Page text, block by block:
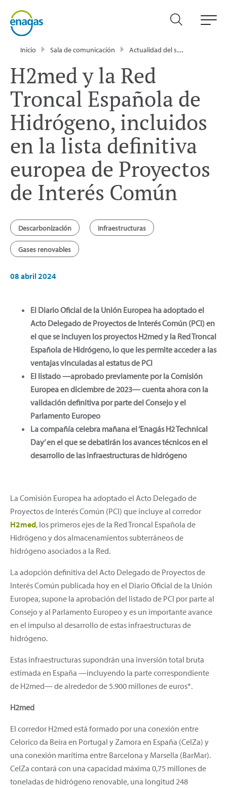
Inicio Sala de comunicación Actualidad del sector energético - Enagás
H2med y la Red
Troncal Española de
Hidrógeno, incluidos
en la lista definitiva
europea de Proyectos
de Interés Común
Descarbonización Infraestructuras
Gases renovables
08 abril 2024
El Diario Oficial de la Unión Europea ha adoptado el
Acto Delegado de Proyectos de Interés Común (PCI) en
el que se incluyen los proyectos H2med y la Red Troncal
Española de Hidrógeno, lo que les permite acceder a las
ventajas vinculadas al estatus de PCI
El listado —aprobado previamente por la Comisión
Europea en diciembre de 2023— cuenta ahora con la
validación definitiva por parte del Consejo y el
Parlamento Europeo
La compañía celebra mañana el ‘Enagás H2 Technical
Day’ en el que se debatirán los avances técnicos en el
desarrollo de las infraestructuras de hidrógeno
La Comisión Europea ha adoptado el Acto Delegado de
Proyectos de Interés Común (PCI) que incluye al corredor
H2med, los primeros ejes de la Red Troncal Española de
Hidrógeno y dos almacenamientos subterráneos de
hidrógeno asociados a la Red.
La adopción definitiva del Acto Delegado de Proyectos de
Interés Común publicada hoy en el Diario Oficial de la Unión
Europea, supone la aprobación del listado de PCI por parte al
Consejo y al Parlamento Europeo y es un importante avance
en el impulso al desarrollo de estas infraestructuras de
hidrógeno.
Estas infraestructuras supondrán una inversión total bruta
estimada en España —incluyendo la parte correspondiente
de H2med— de alrededor de 5.900 millones de euros*.
H2med
El corredor H2med está formado por una conexión entre
Celorico da Beira en Portugal y Zamora en España (CelZa) y
una conexión marítima entre Barcelona y Marsella (BarMar).
CelZa contará con una capacidad máxima 0,75 millones de
toneladas de hidrógeno renovable, una longitud 248